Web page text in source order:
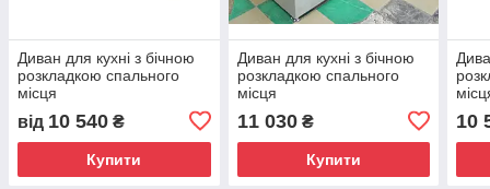
Диван для кухні з бічною
розкладкою спального
місця
від 10 540 ₴
Купити
Диван для кухні з бічною
розкладкою спального
місця
11 030₴
Купити
10